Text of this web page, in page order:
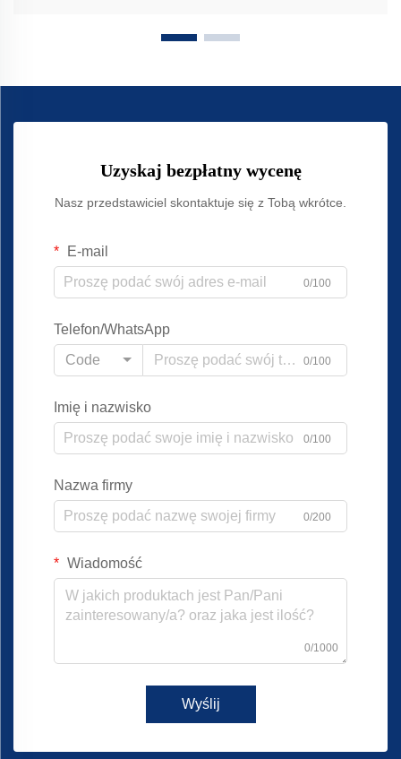
Uzyskaj bezpłatny wycenę
Nasz przedstawiciel skontaktuje się z Tobą wkrótce.
E-mail
0/100
Telefon/WhatsApp
Code
0/100
Imię i nazwisko
0/100
Nazwa firmy
0/200
Wiadomość
0/1000
Wyślij